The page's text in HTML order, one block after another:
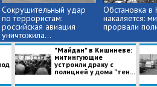
Сокрушительный удар
по террористам:
российская авиация
уничтожила...
Обстановка
накаляется:
прорвали
"Майдан" в Кишиневе:
митингующие
устроили драку с
полицией у дома "тен...